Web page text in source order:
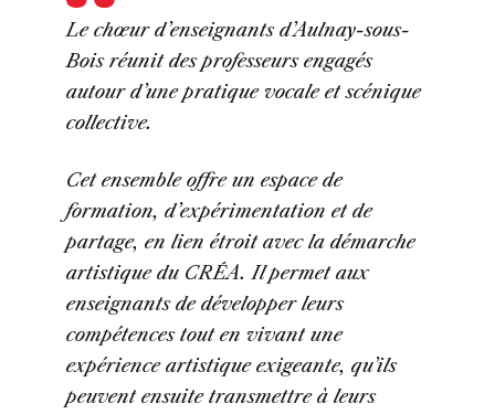
Le chœur d’enseignants d’Aulnay-sous-
Bois réunit des professeurs engagés
autour d’une pratique vocale et scénique
collective.
Cet ensemble offre un espace de
formation, d’expérimentation et de
partage, en lien étroit avec la démarche
artistique du CRÉA. Il permet aux
enseignants de développer leurs
compétences tout en vivant une
expérience artistique exigeante, qu’ils
peuvent ensuite transmettre à leurs